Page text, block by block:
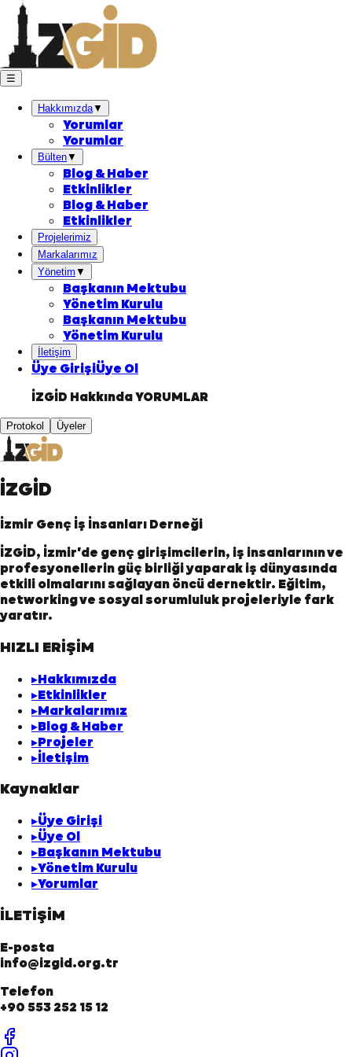
☰
Hakkımızda▼
Yorumlar
Yorumlar
Bülten▼
Blog & Haber
Etkinlikler
Blog & Haber
Etkinlikler
Projelerimiz
Markalarımız
Yönetim ▼
Başkanın Mektubu
Yönetim Kurulu
Başkanın Mektubu
Yönetim Kurulu
İletişim
Üye GirişiÜye Ol
İZGİD HakkındaYORUMLAR
Protokol Üyeler
İZGİD
İzmir Genç İş İnsanları Derneği
İZGİD, İzmir'de genç girişimcilerin, iş insanlarının ve
profesyonellerin güç birliği yaparak iş dünyasında
etkili olmalarını sağlayan öncü dernektir. Eğitim,
networking ve sosyal sorumluluk projeleriyle fark
yaratır.
HIZLI ERİŞİM
▸Hakkımızda
▸Etkinlikler
▸Markalarımız
▸Blog & Haber
▸Projeler
▸İletişim
Kaynaklar
▸Üye Girişi
▸Üye Ol
▸Başkanın Mektubu
▸Yönetim Kurulu
▸Yorumlar
İLETİŞİM
E-posta
info@izgid.org.tr
Telefon
+90 553 252 15 12